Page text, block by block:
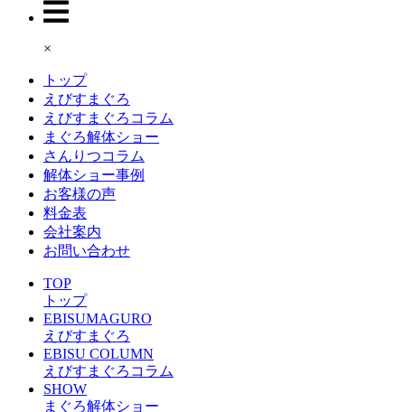
×
トップ
えびすまぐろ
えびすまぐろコラム
まぐろ解体ショー
さんりつコラム
解体ショー事例
お客様の声
料金表
会社案内
お問い合わせ
TOP
トップ
EBISUMAGURO
えびすまぐろ
EBISU COLUMN
えびすまぐろコラム
SHOW
まぐろ解体ショー